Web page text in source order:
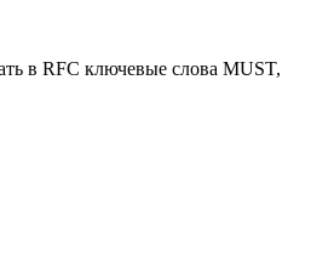
в RFC ключевые слова MUST,